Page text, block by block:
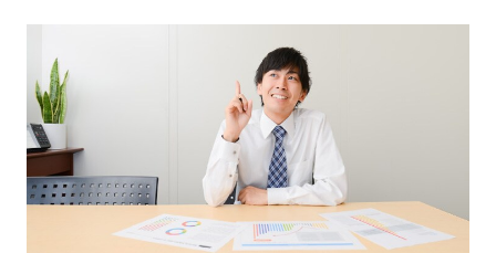
キーワード
#インボイス
#インボイス制度
#電子帳簿保存法
#資金調
#DX
#生産性